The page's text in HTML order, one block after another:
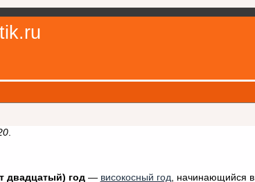
.
двадцатый) год— високосный год, начинающийся в